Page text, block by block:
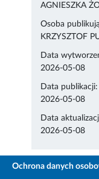
AGNIESZKA
Osoba
KRZYSZTOF
Data
2026-05-08
Data publikacji:
2026-05-08
Data
2026-05-08
Ochrona danych